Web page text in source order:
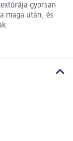
gyorsan
maga után, és